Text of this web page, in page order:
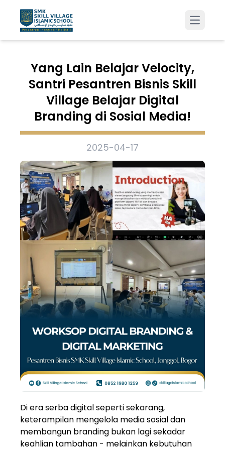
Open
Yang Lain Belajar Velocity,
Santri Pesantren Bisnis Skill
Village Belajar Digital
Branding di Sosial Media!
2025-04-17
Di era serba digital seperti sekarang,
keterampilan mengelola media sosial dan
membangun branding bukan lagi sekadar
keahlian tambahan - melainkan kebutuhan